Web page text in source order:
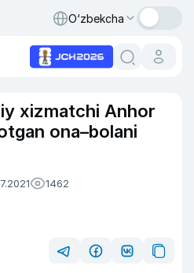
O‘zbekcha
xizmatchi Anhor
ona–bolani
1462